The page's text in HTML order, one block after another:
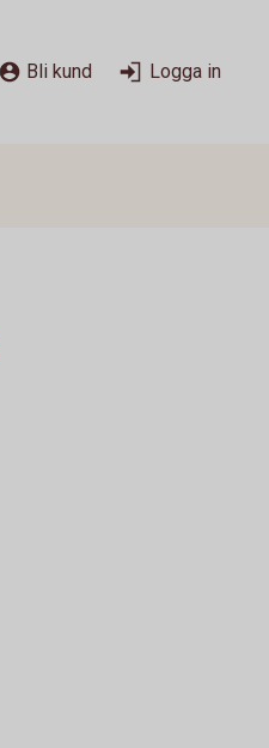
Bli kund Logga in